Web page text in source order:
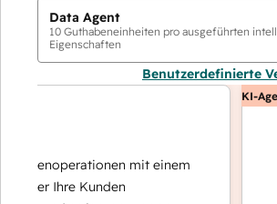
Data Agent
10 Guthabeneinheiten pro ausgeführten
Eigenschaften
Benutzerdefinierte
mit einem
Ihre Kunden
KI-Agents
–